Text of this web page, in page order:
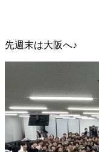
先週末は大阪へ♪